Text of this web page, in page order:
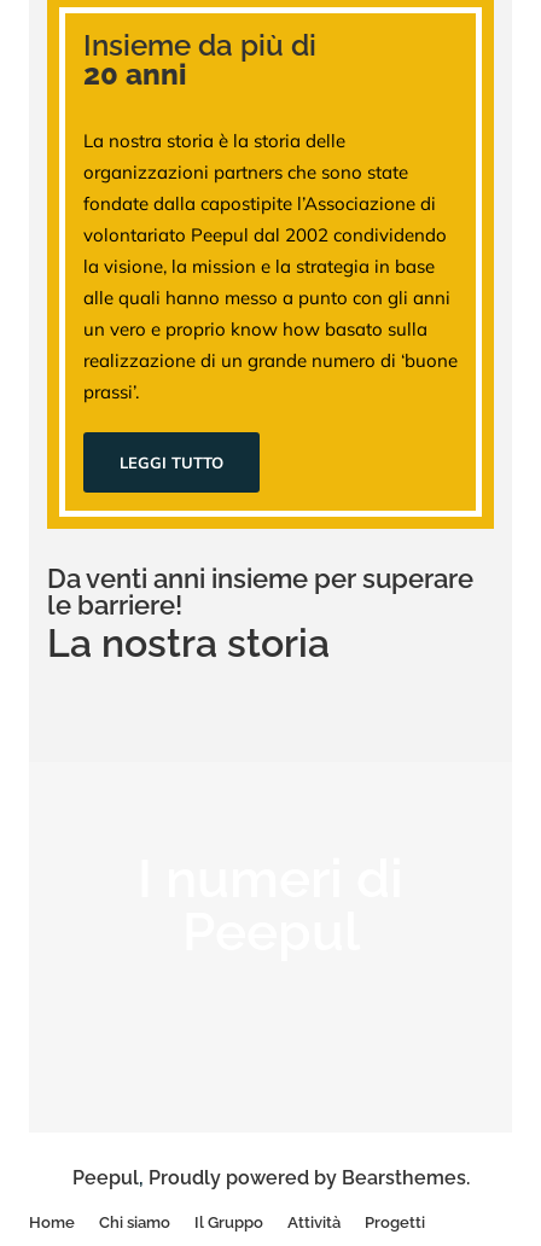
Insieme da più di
20 anni
La nostra storia è la storia delle
organizzazioni partners che sono state
fondate dalla capostipite l’Associazione di
volontariato Peepul dal 2002 condividendo
la visione, la mission e la strategia in base
alle quali hanno messo a punto con gli anni
un vero e proprio know how basato sulla
realizzazione di un grande numero di ‘buone
prassi’.
LEGGI TUTTO
Da venti anni insieme per superare
le barriere!
La nostra storia
Peepul, Proudly powered by Bearsthemes.
Home Chi siamo Il Gruppo Attività
Progetti